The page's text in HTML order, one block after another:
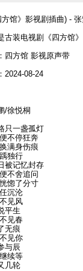
馆》影视剧插曲) -
古装电视剧《四方馆
四方馆 影视原声带
2024-08-24
/徐悦桐
只一盏孤灯
不停狂奔
满身伤痕
独行
被记忆封存
不舍追问
惚了分寸
沉沦
见风
平生
见春
无痕
见你
与辰
续等
几轮